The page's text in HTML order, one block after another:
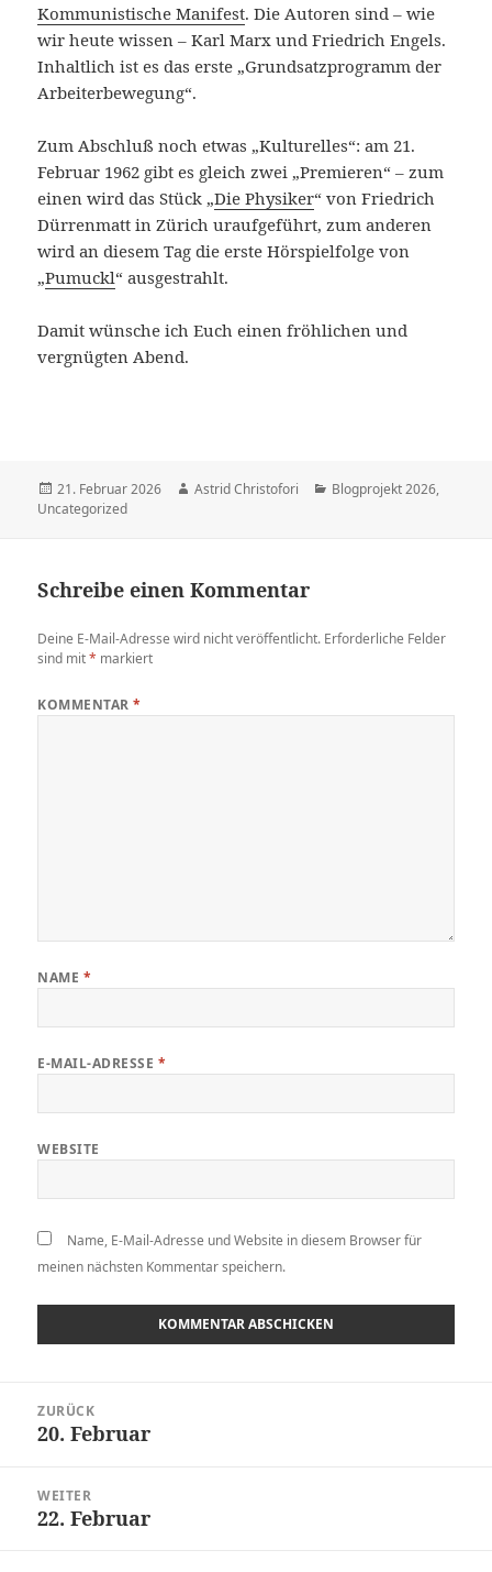
Kommunistische Manifest. Die Autoren sind – wie
wir heute wissen – Karl Marx und Friedrich Engels.
Inhaltlich ist es das erste „Grundsatzprogramm der
Arbeiterbewegung“.
Zum Abschluß noch etwas „Kulturelles“: am 21.
Februar 1962 gibt es gleich zwei „Premieren“ – zum
einen wird das Stück „Die Physiker“ von Friedrich
Dürrenmatt in Zürich uraufgeführt, zum anderen
wird an diesem Tag die erste Hörspielfolge von
„Pumuckl“ ausgestrahlt.
Damit wünsche ich Euch einen fröhlichen und
vergnügten Abend.
Veröffentlicht
am
21. Februar 2026 Autor
Astrid Christofori Kategorien
Blogprojekt 2026,
Uncategorized
Schreibe einen Kommentar
Deine E-Mail-Adresse wird nicht veröffentlicht. Erforderliche Felder
sind mit* markiert
KOMMENTAR*
NAME *
E-MAIL-ADRESSE *
WEBSITE
Name, E-Mail-Adresse und Website in diesem Browser für
meinen nächsten Kommentar speichern.
ZURÜCK
Vorheriger
20. Februar
WEITER
Nächster
22. Februar